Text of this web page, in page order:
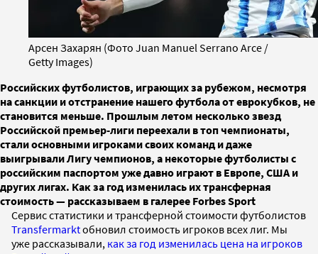
Арсен Захарян (Фото Juan Manuel Serrano Arce /
Getty Images)
Российских футболистов, играющих за рубежом, несмотря
на санкции и отстранение нашего футбола от еврокубков, не
становится меньше. Прошлым летом несколько звезд
Российской премьер-лиги переехали в топ чемпионаты,
стали основными игроками своих команд и даже
выигрывали Лигу чемпионов, а некоторые футболисты с
российским паспортом уже давно играют в Европе, США и
других лигах. Как за год изменилась их трансферная
стоимость — рассказываем в галерее Forbes Sport
Сервис статистики и трансферной стоимости футболистов
Transfermarktобновил стоимость игроков всех лиг. Мы
уже рассказывали, как за год изменилась цена на игроков